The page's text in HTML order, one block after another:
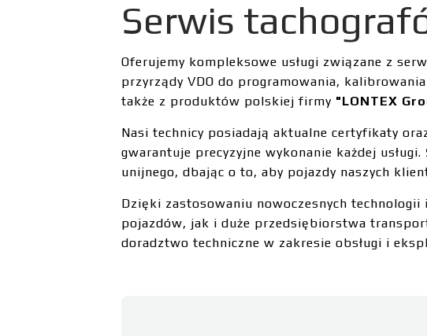
Serwis
Oferujemy kompleksowe usługi związane z
przyrządy VDO do programowania,
także z produktów polskiej firmy "LONTEX
Nasi technicy posiadają aktualne certyfikaty
gwarantuje precyzyjne wykonanie każdej
unijnego, dbając o to, aby pojazdy naszych
Dzięki zastosowaniu nowoczesnych
pojazdów, jak i duże przedsiębiorstwa
doradztwo techniczne w zakresie obsługi i